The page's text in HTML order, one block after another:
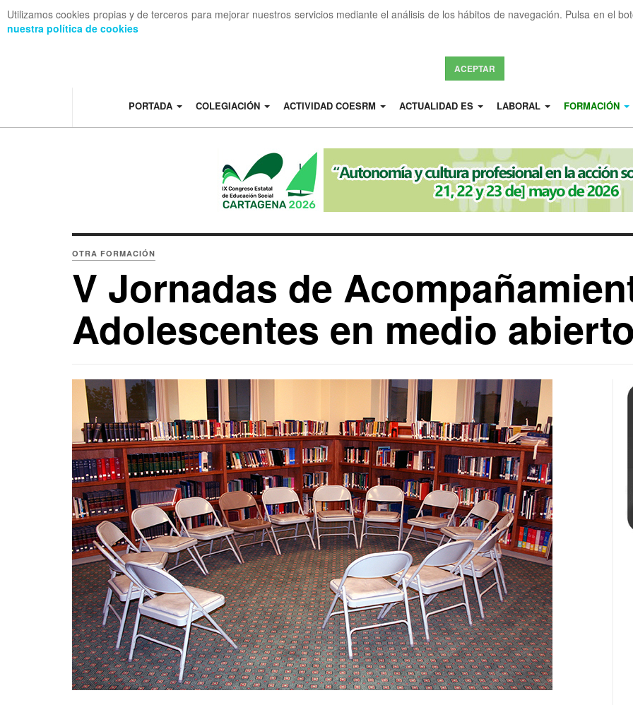
Utilizamos cookies propias y de terceros para mejorar nuestros servicios mediante el análisis de los hábitos de navegación. Pulsa en el
nuestra política de cookies
ACEPTAR
PORTADA COLEGIACIÓN ACTIVIDAD COESRM ACTUALIDAD ES LABORAL FORMACIÓN
OTRA FORMACIÓN
V Jornadas de
Adolescentes en medio